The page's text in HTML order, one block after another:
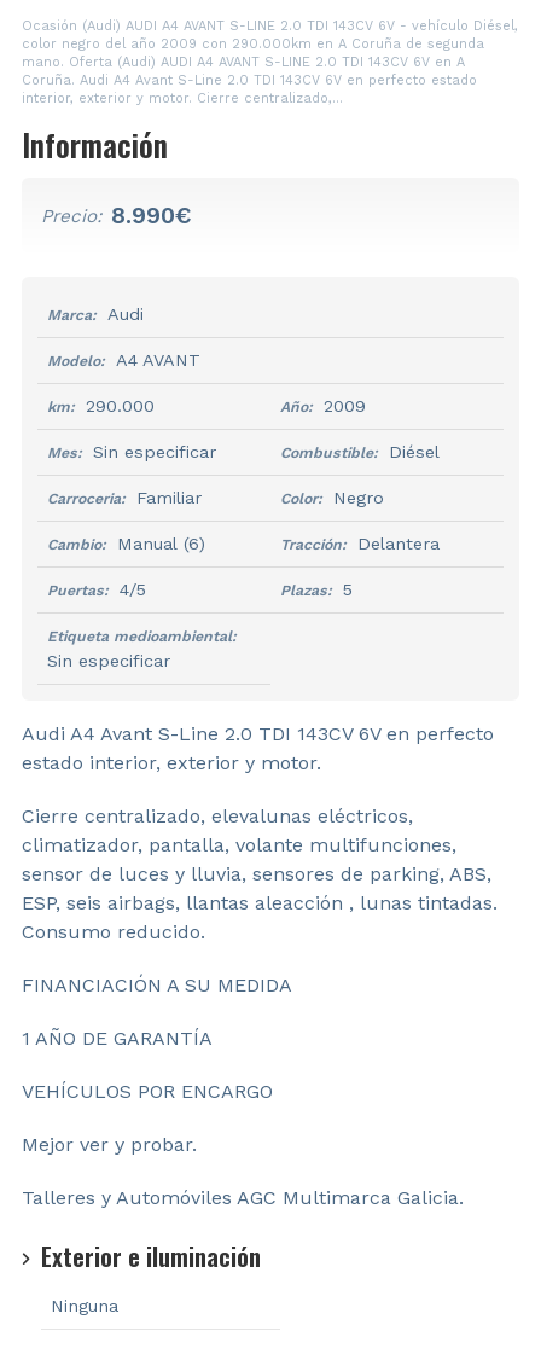
Ocasión (Audi) AUDI A4 AVANT S-LINE 2.0 TDI 143CV 6V - vehículo Diésel,
color negro del año 2009 con 290.000km en A Coruña de segunda
mano. Oferta (Audi) AUDI A4 AVANT S-LINE 2.0 TDI 143CV 6V en A
Coruña. Audi A4 Avant S-Line 2.0 TDI 143CV 6V en perfecto estado
interior, exterior y motor. Cierre centralizado,...
Información
Precio: 8.990€
Marca: Audi
Modelo: A4 AVANT
km: 290.000 Año: 2009
Mes: Sin especificar Combustible: Diésel
Carroceria: Familiar Color: Negro
Cambio: Manual (6) Tracción: Delantera
Puertas: 4/5 Plazas: 5
Etiqueta medioambiental:
Sin especificar
Audi A4 Avant S-Line 2.0 TDI 143CV 6V en perfecto
estado interior, exterior y motor.
Cierre centralizado, elevalunas eléctricos,
climatizador, pantalla, volante multifunciones,
sensor de luces y lluvia, sensores de parking, ABS,
ESP, seis airbags, llantas aleacción , lunas tintadas.
Consumo reducido.
FINANCIACIÓN A SU MEDIDA
1 AÑO DE GARANTÍA
VEHÍCULOS POR ENCARGO
Mejor ver y probar.
Talleres y Automóviles AGC Multimarca Galicia.
Exterior e iluminación
Ninguna